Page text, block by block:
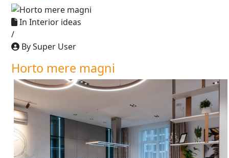
In Interior ideas
/
By Super User
Horto mere magni